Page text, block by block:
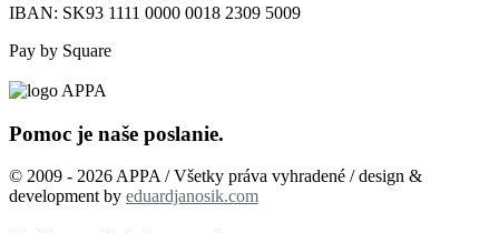
Pay by Square
Pomoc je naše poslanie.
© 2009 - 2026 APPA / Všetky práva vyhradené / design &
Buďte neustále informovaní...